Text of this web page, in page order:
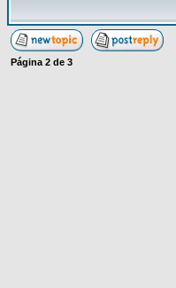
Página 2 de 3